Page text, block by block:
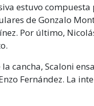
estuvo
de Gonzalo
Por último,
cancha, Scaloni
Fernández. La